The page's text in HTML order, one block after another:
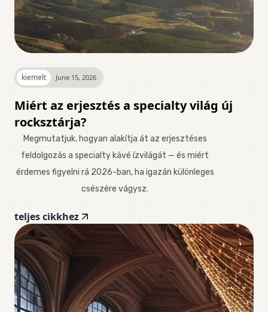
kiemelt June 15, 2026
Miért az erjesztés a specialty világ új
rocksztárja?
Megmutatjuk, hogyan alakítja át az erjesztéses
feldolgozás a specialty kávé ízvilágát — és miért
érdemes figyelni rá 2026-ban, ha igazán különleges
csészére vágysz.
teljes cikkhez